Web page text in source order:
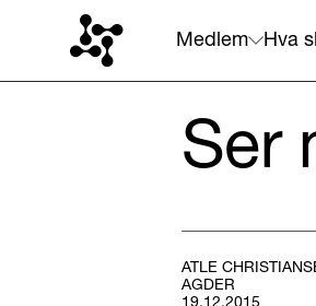
Medlem Hva
Ser
ATLE
AGDER
19.12.2015